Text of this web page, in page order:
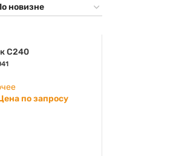
С240
по запросу